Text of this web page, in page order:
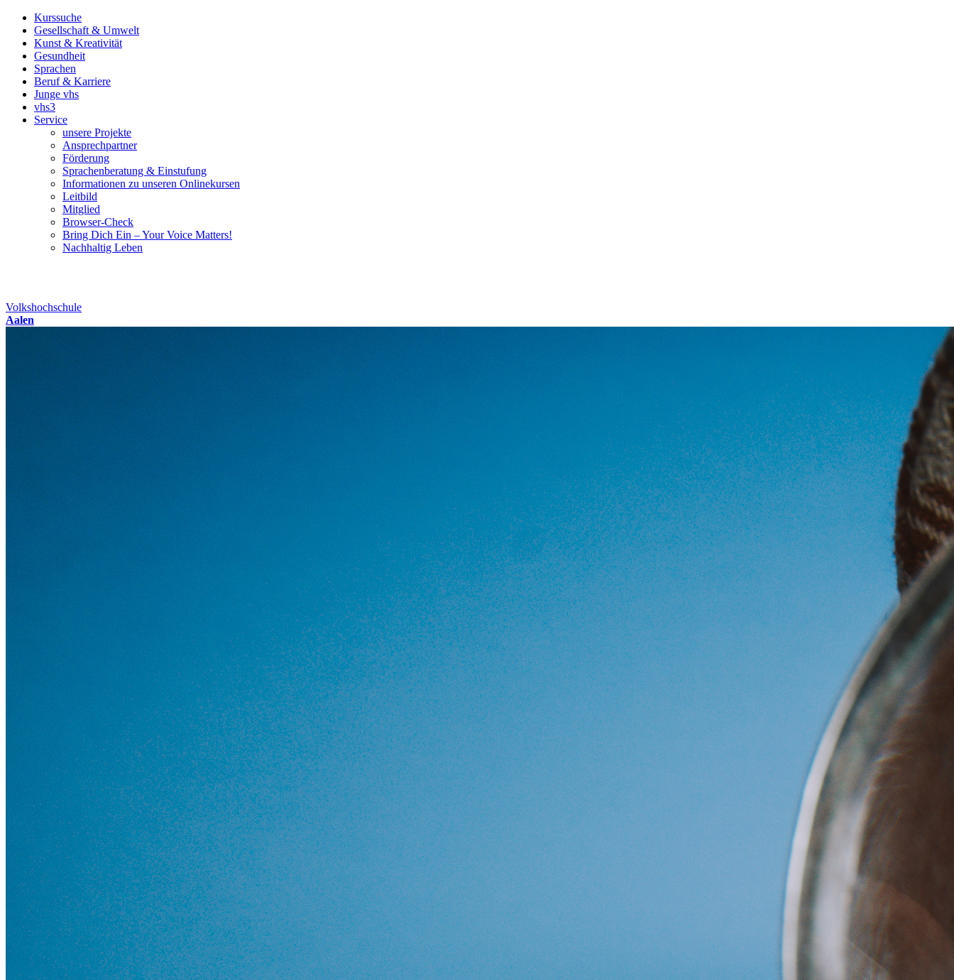
Kurssuche
Gesellschaft & Umwelt
Kunst & Kreativität
Gesundheit
Sprachen
Beruf & Karriere
Junge vhs
vhs3
Service
unsere Projekte
Ansprechpartner
Förderung
Sprachenberatung & Einstufung
Informationen zu unseren Onlinekursen
Leitbild
Mitglied
Browser-Check
Bring Dich Ein – Your Voice Matters!
Nachhaltig Leben
Volkshochschule
Aalen